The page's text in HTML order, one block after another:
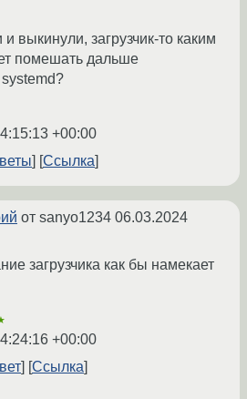
выкинули, загрузчик-то каким
помешать дальше
+00:00
Ссылка
от sanyo1234 06.03.2024
загрузчика как бы намекает
+00:00
Ссылка